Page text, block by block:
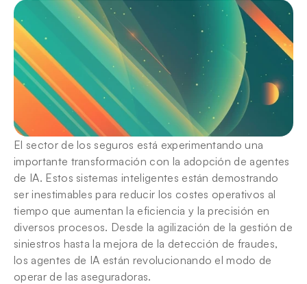
El sector de los seguros está experimentando una
importante transformación con la adopción de agentes
de IA. Estos sistemas inteligentes están demostrando
ser inestimables para reducir los costes operativos al
tiempo que aumentan la eficiencia y la precisión en
diversos procesos. Desde la agilización de la gestión de
siniestros hasta la mejora de la detección de fraudes,
los agentes de IA están revolucionando el modo de
operar de las aseguradoras.